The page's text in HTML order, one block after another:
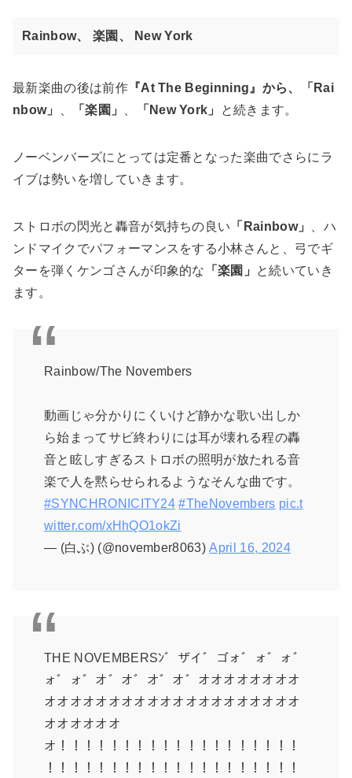
Rainbow、 楽園、 New York
最新楽曲の後は前作『At The Beginning』から、「Rai
nbow」
「楽園」 「New York」 と続きます。
ノーベンバーズにとっては定番となった楽曲でさらにラ
イブは勢いを増していきます。
ストロボの閃光と轟音が気持ちの良い 「Rainbow」
、ハ
ンドマイクでパフォーマンスをする小林さんと、弓でギ
ターを弾くケンゴさんが印象的な
「楽園」
と続いていき
ます。
Rainbow/The Novembers
動画じゃ分かりにくいけど静かな歌い出しか
ら始まってサビ終わりには耳が壊れる程の轟
音と眩しすぎるストロボの照明が放たれる音
楽で人を黙らせられるようなそんな曲です。
#SYNCHRONICITY24 #TheNovembers pic.t
witter.com/xHhQO1okZi
— (白ぶ) (@november8063)April 16, 2024
THE NOVEMBERSﾝ゛ザイ゛ゴォ゛ォ゛ォ゛
ォ゛ォ゛オ゛オ゛オ゛オ゛オオオオオオオオ
オオオオオオオオオオオオオオオオオオオオ
オオオオオオ
オ！！！！！！！！！！！！！！！！！！！
！！！！！！！！！！！！！！！！！！！！